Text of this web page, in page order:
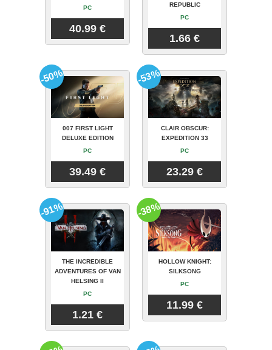
PC
40.99 €
REPUBLIC
PC
1.66 €
007 FIRST LIGHT
DELUXE EDITION
PC
39.49 €
-50%
CLAIR OBSCUR:
EXPEDITION 33
PC
23.29 €
-53%
THE INCREDIBLE
ADVENTURES OF VAN
HELSING II
PC
1.21 €
-91%
HOLLOW KNIGHT:
SILKSONG
PC
11.99 €
-38%